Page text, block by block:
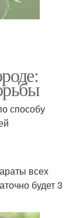
способу
всех
будет 3